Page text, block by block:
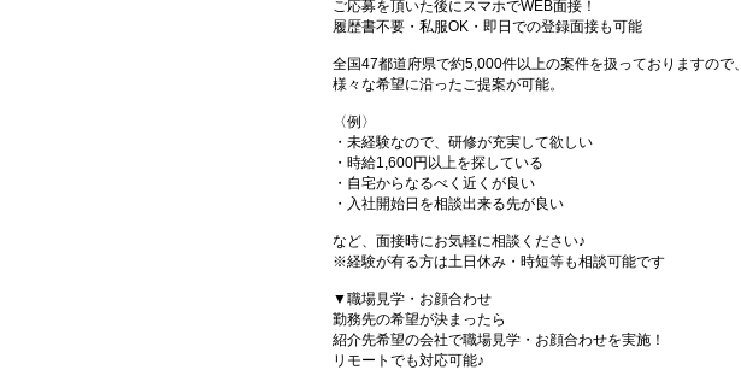
ご応募を頂いた後にスマホでWEB面接！
履歴書不要・私服OK・即日での登録面接も可能
全国47都道府県で約5,000件以上の案件を扱っておりますので、
様々な希望に沿ったご提案が可能。
〈例〉
・未経験なので、研修が充実して欲しい
・時給1,600円以上を探している
・自宅からなるべく近くが良い
・入社開始日を相談出来る先が良い
など、面接時にお気軽に相談ください♪
※経験が有る方は土日休み・時短等も相談可能です
▼職場見学・お顔合わせ
勤務先の希望が決まったら
紹介先希望の会社で職場見学・お顔合わせを実施！
リモートでも対応可能♪